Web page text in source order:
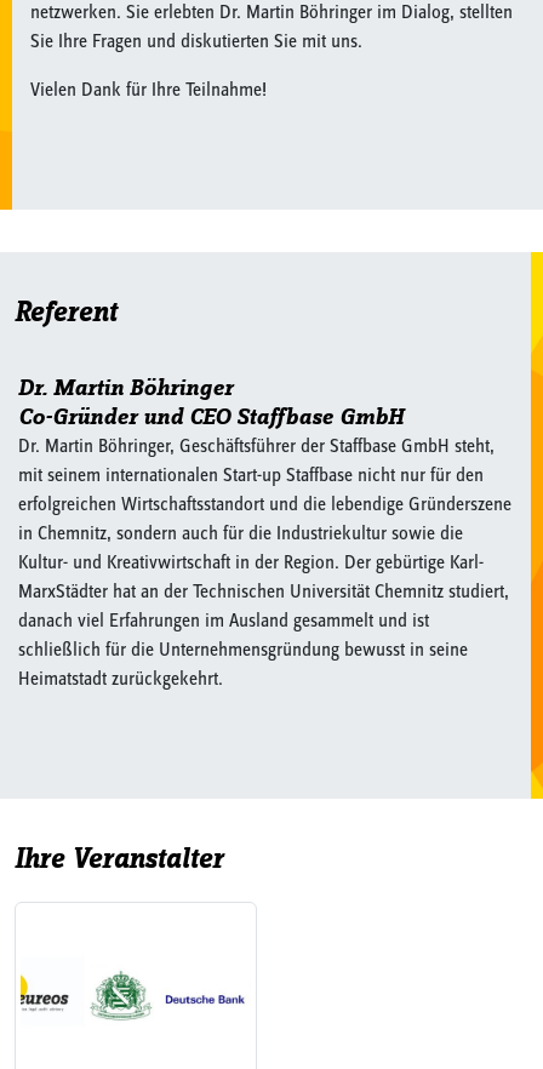
netzwerken. Sie erlebten Dr. Martin Böhringer im Dialog, stellten
Sie Ihre Fragen und diskutierten Sie mit uns.
Vielen Dank für Ihre Teilnahme!
Referent
Dr. Martin Böhringer
Co-Gründer und CEO Staffbase GmbH
Dr. Martin Böhringer, Geschäftsführer der Staffbase GmbH steht,
mit seinem internationalen Start-up Staffbase nicht nur für den
erfolgreichen Wirtschaftsstandort und die lebendige Gründerszene
in Chemnitz, sondern auch für die Industriekultur sowie die
Kultur- und Kreativwirtschaft in der Region. Der gebürtige Karl-
MarxStädter hat an der Technischen Universität Chemnitz studiert,
danach viel Erfahrungen im Ausland gesammelt und ist
schließlich für die Unternehmensgründung bewusst in seine
Heimatstadt zurückgekehrt.
Ihre Veranstalter